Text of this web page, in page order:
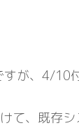
が、 4/10
て、既存